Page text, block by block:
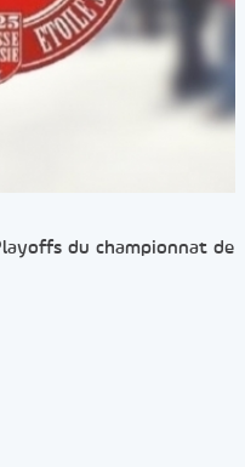
du championnat de